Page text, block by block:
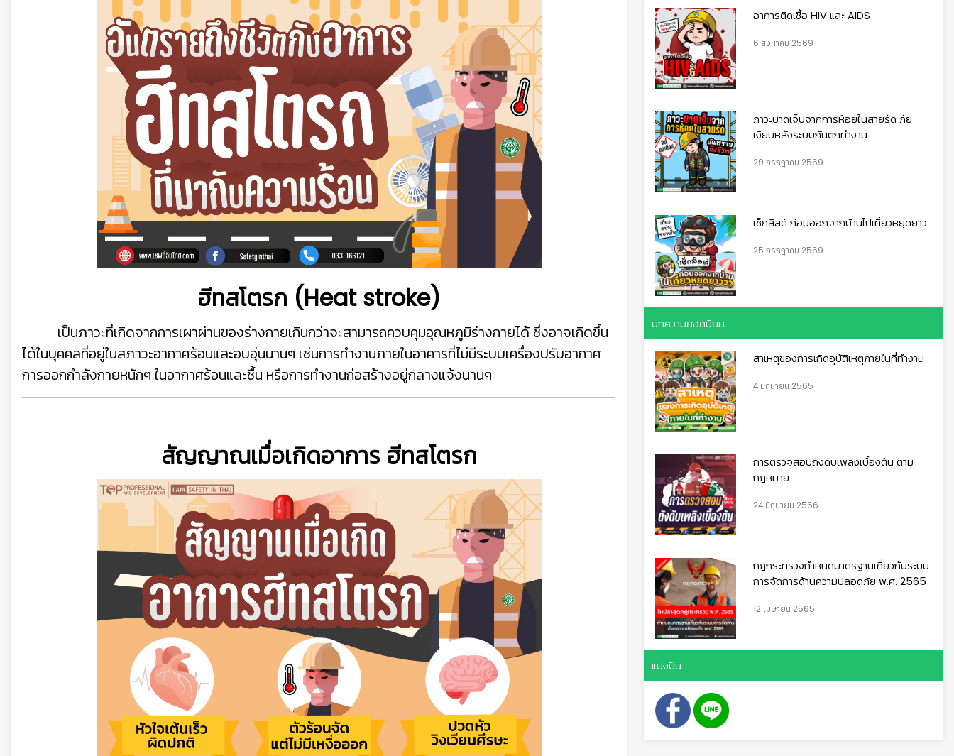
ฮีทสโตรก (Heat stroke)
เป็นภาวะที่เกิดจากการเผาผ่านของร่างกายเกินกว่าจะสามารถควบคุมอุณหภูมิร่างกายได้ ซึ่งอาจเกิดขึ้น
ได้ในบุคคลที่อยู่ในสภาวะอากาศร้อนและอบอุ่นนานๆ เช่นการทำงานภายในอาคารที่ไม่มีระบบเครื่องปรับอากาศ
การออกกำลังกายหนักๆ ในอากาศร้อนและชื้น หรือการทำงานก่อสร้างอยู่กลางแจ้งนานๆ
สัญญาณเมื่อเกิดอาการ ฮีทสโตรก
อาการติดเชื้อ HIV และ AIDS
6 สิงหาคม 2569
ภาวะบาดเจ็บจากการห้อยในสายรัด ภัย
เงียบหลังระบบกันตกทำงาน
29 กรกฎาคม 2569
เช็กลิสต์ ก่อนออกจากบ้านไปเที่ยวหยุดยาว
25 กรกฎาคม 2569
บทความยอดนิยม
สาเหตุของการเกิดอุบัติเหตุภายในที่ทำงาน
4 มิถุนายน 2565
การตรวจสอบถังดับเพลิงเบื้องต้น ตาม
กฎหมาย
24 มิถุนายน 2566
กฎกระทรวงกำหนดมาตรฐานเกี่ยวกับระบบ
การจัดการด้านความปลอดภัย พ.ศ. 2565
12 เมษายน 2565
แบ่งปัน